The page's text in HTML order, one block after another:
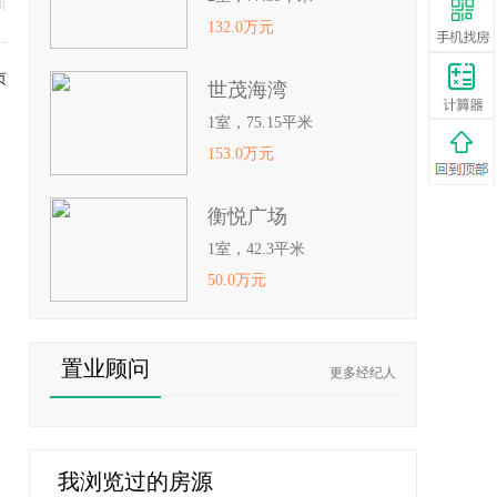
132.0万元
世茂海湾
1室，75.15平米
153.0万元
衡悦广场
1室，42.3平米
50.0万元
置业顾问 更多经纪人
我浏览过的房源